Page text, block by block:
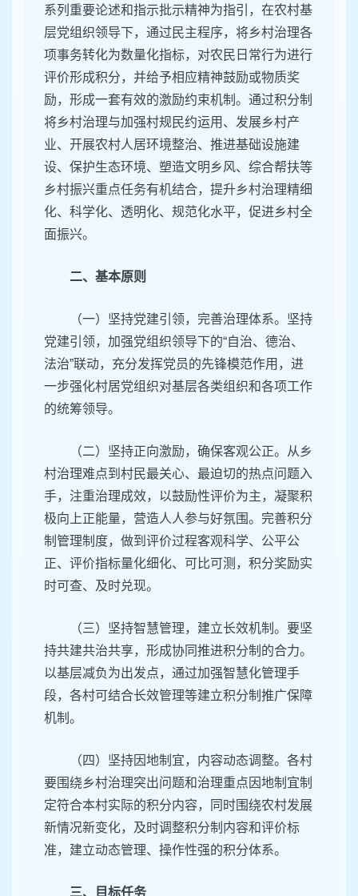
系列重要论述和指示批示精神为指引，在农村基
层党组织领导下，通过民主程序，将乡村治理各
项事务转化为数量化指标，对农民日常行为进行
评价形成积分，并给予相应精神鼓励或物质奖
励，形成一套有效的激励约束机制。通过积分制
将乡村治理与加强村规民约运用、发展乡村产
业、开展农村人居环境整治、推进基础设施建
设、保护生态环境、塑造文明乡风、综合帮扶等
乡村振兴重点任务有机结合，提升乡村治理精细
化、科学化、透明化、规范化水平，促进乡村全
面振兴。
二、基本原则
（一）坚持党建引领，完善治理体系。坚持
党建引领，加强党组织领导下的“自治、德治、
法治”联动，充分发挥党员的先锋模范作用，进
一步强化村居党组织对基层各类组织和各项工作
的统筹领导。
（二）坚持正向激励，确保客观公正。从乡
村治理难点到村民最关心、最迫切的热点问题入
手，注重治理成效，以鼓励性评价为主，凝聚积
极向上正能量，营造人人参与好氛围。完善积分
制管理制度，做到评价过程客观科学、公平公
正、评价指标量化细化、可比可测，积分奖励实
时可查、及时兑现。
（三）坚持智慧管理，建立长效机制。要坚
持共建共治共享，形成协同推进积分制的合力。
以基层减负为出发点，通过加强智慧化管理手
段，各村可结合长效管理等建立积分制推广保障
机制。
（四）坚持因地制宜，内容动态调整。各村
要围绕乡村治理突出问题和治理重点因地制宜制
定符合本村实际的积分内容，同时围绕农村发展
新情况新变化，及时调整积分制内容和评价标
准，建立动态管理、操作性强的积分体系。
三、目标任务